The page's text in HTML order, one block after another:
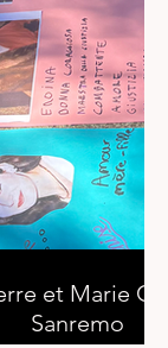
et Marie
Sanremo